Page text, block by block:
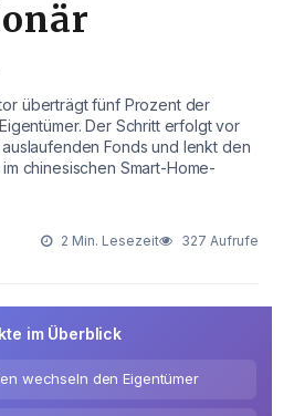
überträgt fünf Prozent der
Der Schritt erfolgt vor
Fonds und lenkt den
chinesischen Smart-Home-
2 Min. Lesezeit 327 Aufrufe
im Überblick
wechseln den Eigentümer